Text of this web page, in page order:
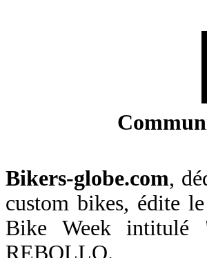
Bikers-globe.com,
custom bikes, édite
Bike Week intitulé
REBOLLO.